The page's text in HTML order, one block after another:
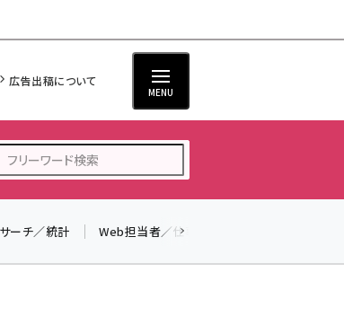
広告出稿について
MENU
ーチ／統計 Web担当者／仕事